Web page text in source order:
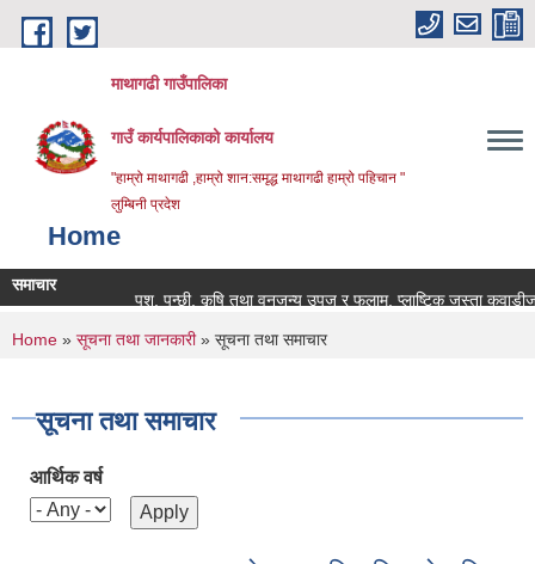
Skip to main content
माथागढी गाउँपालिका
गाउँ कार्यपालिकाको कार्यालय
"हाम्रो माथागढी ,हाम्रो शान:समृद्ध माथागढी हाम्रो पहिचान "
लुम्बिनी प्रदेश
Home
समाचार
पशु, पन्छी, कृषि तथा वनजन्य उपज र फलाम, प्लाष्टिक जस्ता कवाडीजन्य
You are here
Home » सूचना तथा जानकारी» सूचना तथा समाचार
सूचना तथा समाचार
आर्थिक वर्ष